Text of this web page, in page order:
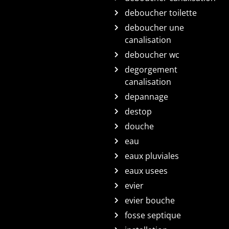
deboucher toilette
deboucher une
canalisation
deboucher wc
degorgement
canalisation
depannage
destop
douche
eau
eaux pluviales
eaux usees
evier
evier bouche
fosse septique